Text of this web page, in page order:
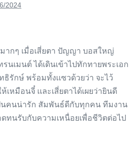
2024
ากๆ เมื่อเสี่ยตา ปัญญา บอสใหญ่
รนเมนต์ ได้เดินเข้าไปทักทายพระเอก
รักษ์ พร้อมทั้งเเซวด้วยว่า จะไว้
เหมือนจี๋ เเละเสี่ยตาได้เผยว่ายินดี
นคนน่ารัก สัมพันธ์ดีกับทุกคน ทีมงาน
ดทนรับกับความเหนื่อยเพื่อชีวิตต่อไป